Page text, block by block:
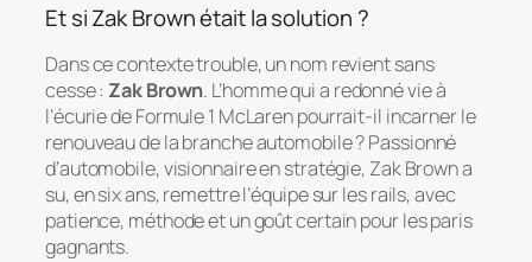
Et si Zak Brown était la solution ?
Dans ce contexte trouble, un nom revient sans
cesse : Zak Brown. L’homme qui a redonné vie à
l’écurie de Formule 1 McLaren pourrait-il incarner le
renouveau de la branche automobile ? Passionné
d’automobile, visionnaire en stratégie, Zak Brown a
su, en six ans, remettre l’équipe sur les rails, avec
patience, méthode et un goût certain pour les paris
gagnants.